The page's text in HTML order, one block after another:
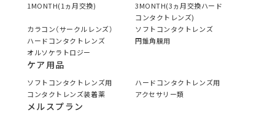
1MONTH(1ヵ月交換)
3MONTH(3ヵ月交換ハード
コンタクトレンズ)
カラコン（サークルレンズ）
ソフトコンタクトレンズ
ハードコンタクトレンズ
円錐角膜用
オルソケラトロジー
ケア用品
ソフトコンタクトレンズ用
ハードコンタクトレンズ用
コンタクトレンズ装着薬
アクセサリー類
メルスプラン